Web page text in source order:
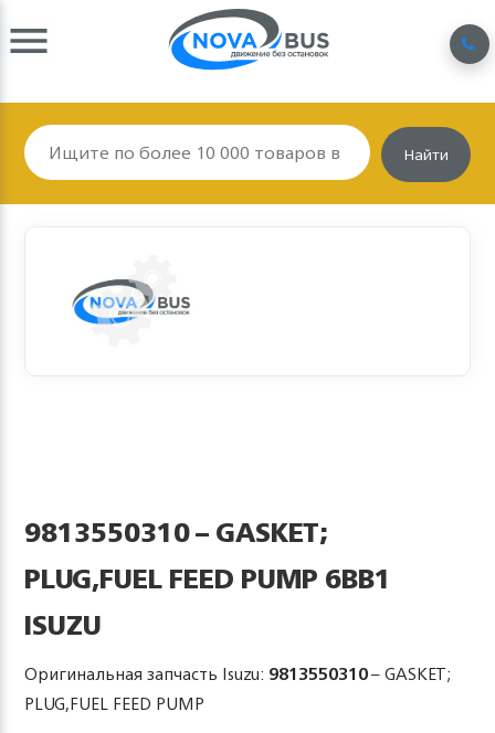
Найти
9813550310 – GASKET;
PLUG,FUEL FEED PUMP 6BB1
ISUZU
Оригинальная запчасть Isuzu: 9813550310– GASKET;
PLUG,FUEL FEED PUMP